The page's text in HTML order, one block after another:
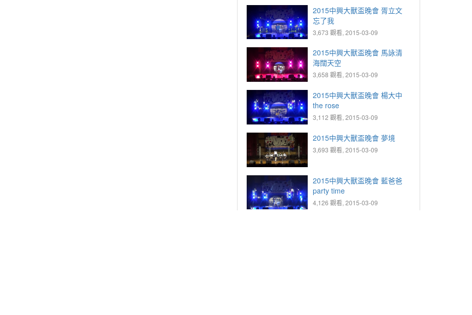
2015中興大獸盃晚會 胥立文
忘了我
3,673 觀看, 2015-03-09
2015中興大獸盃晚會 馬詠清
海闊天空
3,658 觀看, 2015-03-09
2015中興大獸盃晚會 楊大中
the rose
3,112 觀看, 2015-03-09
2015中興大獸盃晚會 夢境
3,693 觀看, 2015-03-09
2015中興大獸盃晚會 藍爸爸
party time
4,126 觀看, 2015-03-09